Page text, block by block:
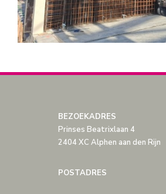
BEZOEKADRES
Prinses Beatrixlaan 4
2404 XC Alphen aan den Rijn
POSTADRES